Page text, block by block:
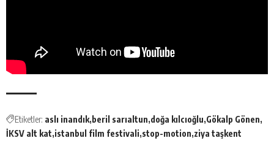
Etiketler: aslı inandık beril sarıaltun doğa kılcıoğlu Gökalp Gönen
İKSV alt kat istanbul film festivali stop-motion ziya taşkent